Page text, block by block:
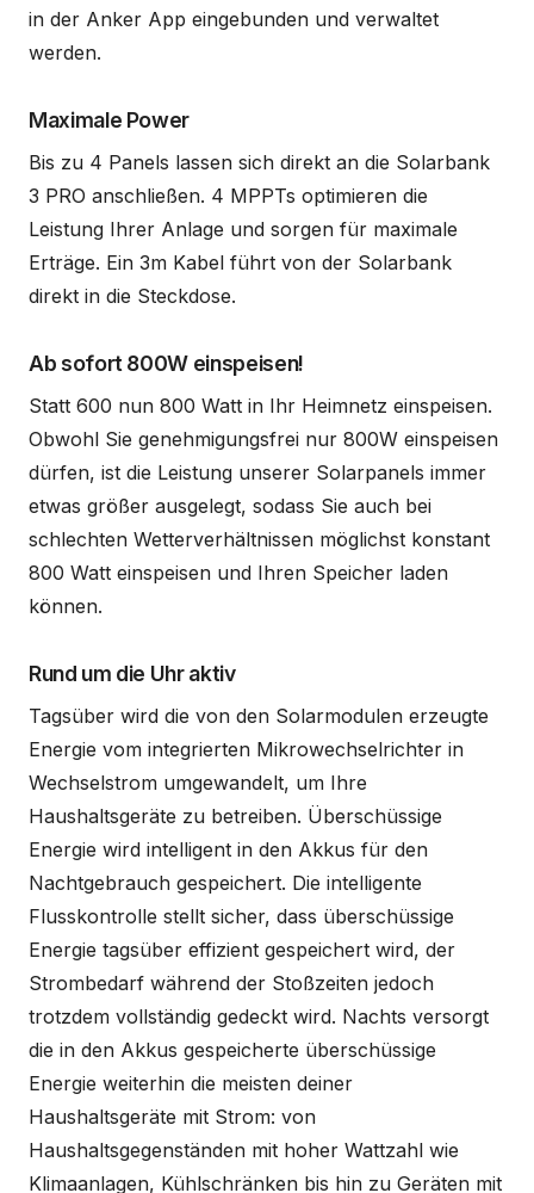
in der Anker App eingebunden und verwaltet
werden.
Maximale Power
Bis zu 4 Panels lassen sich direkt an die Solarbank
3 PRO anschließen. 4 MPPTs optimieren die
Leistung Ihrer Anlage und sorgen für maximale
Erträge. Ein 3m Kabel führt von der Solarbank
direkt in die Steckdose.
Ab sofort 800W einspeisen!
Statt 600 nun 800 Watt in Ihr Heimnetz einspeisen.
Obwohl Sie genehmigungsfrei nur 800W einspeisen
dürfen, ist die Leistung unserer Solarpanels immer
etwas größer ausgelegt, sodass Sie auch bei
schlechten Wetterverhältnissen möglichst konstant
800 Watt einspeisen und Ihren Speicher laden
können.
Rund um die Uhr aktiv
Tagsüber wird die von den Solarmodulen erzeugte
Energie vom integrierten Mikrowechselrichter in
Wechselstrom umgewandelt, um Ihre
Haushaltsgeräte zu betreiben. Überschüssige
Energie wird intelligent in den Akkus für den
Nachtgebrauch gespeichert. Die intelligente
Flusskontrolle stellt sicher, dass überschüssige
Energie tagsüber effizient gespeichert wird, der
Strombedarf während der Stoßzeiten jedoch
trotzdem vollständig gedeckt wird. Nachts versorgt
die in den Akkus gespeicherte überschüssige
Energie weiterhin die meisten deiner
Haushaltsgeräte mit Strom: von
Haushaltsgegenständen mit hoher Wattzahl wie
Klimaanlagen, Kühlschränken bis hin zu Geräten mit